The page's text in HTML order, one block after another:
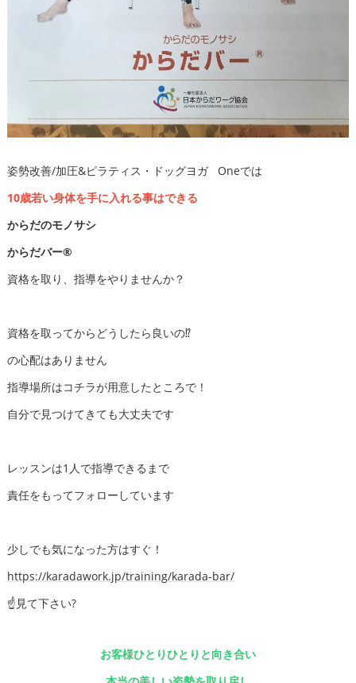
姿勢改善/加圧&ピラティス・ドッグヨガ Oneでは
10歳若い身体を手に入れる事はできる
からだのモノサシ
からだバー®️
資格を取り、指導をやりませんか？
資格を取ってからどうしたら良いの⁉️
の心配はありません
指導場所はコチラが用意したところで！
自分で見つけてきても大丈夫です
レッスンは1人で指導できるまで
責任をもってフォローしています
少しでも気になった方はすぐ！
https://karadawork.jp/training/karada-bar/
☝️見て下さい?
お客様ひとりひとりと向き合い